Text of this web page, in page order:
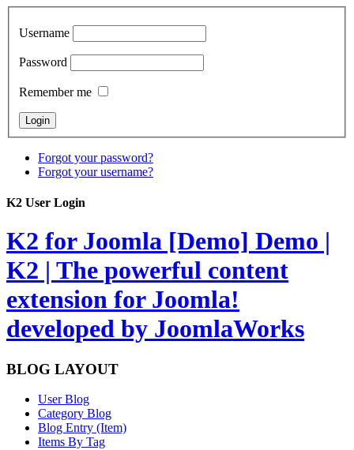
Username
Password
Remember me
Forgot your password?
Forgot your username?
K2 User Login
K2 for Joomla [Demo] Demo |
K2 | The powerful content
extension for Joomla!
developed by JoomlaWorks
BLOG LAYOUT
User Blog
Category Blog
Blog Entry (Item)
Items By Tag